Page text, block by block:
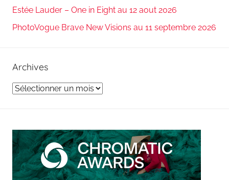
Estée Lauder – One in Eight au 12 aout 2026
PhotoVogue Brave New Visions au 11 septembre 2026
Archives
Archives